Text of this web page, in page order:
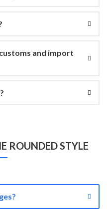
and import
ROUNDED STYLE